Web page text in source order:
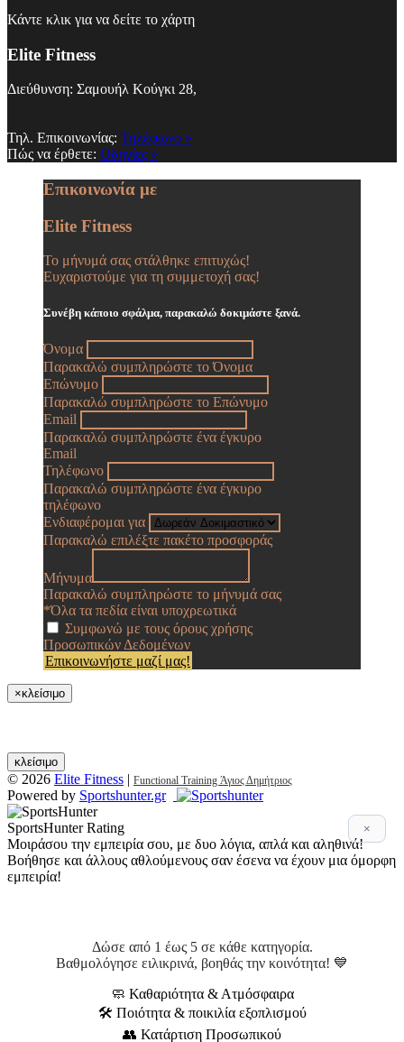
Κάντε κλικ για να δείτε το χάρτη
Elite Fitness
Διεύθυνση: Σαμουήλ Κούγκι 28,
Τηλ. Επικοινωνίας: Τηλέφωνο »
Πώς να έρθετε: Οδηγίες »
Επικοινωνία με
Elite Fitness
Το μήνυμά σας στάλθηκε επιτυχώς!
Ευχαριστούμε για τη συμμετοχή σας!
Συνέβη κάποιο σφάλμα, παρακαλώ δοκιμάστε ξανά.
Όνομα
Παρακαλώ συμπληρώστε το Όνομα
Επώνυμο
Παρακαλώ συμπληρώστε το Επώνυμο
Email
Παρακαλώ συμπληρώστε ένα έγκυρο
Email
Τηλέφωνο
Παρακαλώ συμπληρώστε ένα έγκυρο
τηλέφωνο
Ενδιαφέρομαι για
Παρακαλώ επιλέξτε πακέτο προσφοράς
Μήνυμα
Παρακαλώ συμπληρώστε το μήνυμά σας
*Όλα τα πεδία είναι υποχρεωτικά
Συμφωνώ με τους όρους χρήσης
Προσωπικών Δεδομένων
Επικοινωνήστε μαζί μας!
×κλείσιμο
κλείσιμο
© 2026 Elite Fitness | Functional Training Άγιος Δημήτριος
Powered by Sportshunter.gr
×
SportsHunter Rating
Μοιράσου την εμπειρία σου, με δυο λόγια, απλά και αληθινά!
Βοήθησε και άλλους αθλούμενους σαν έσενα να έχουν μια όμορφη
εμπειρία!
Δώσε από 1 έως 5 σε κάθε κατηγορία.
Βαθμολόγησε ειλικρινά, βοηθάς την κοινότητα! 💙
🧼 Καθαριότητα & Ατμόσφαιρα
🛠 Ποιότητα & ποικιλία εξοπλισμού
👥 Κατάρτιση Προσωπικού